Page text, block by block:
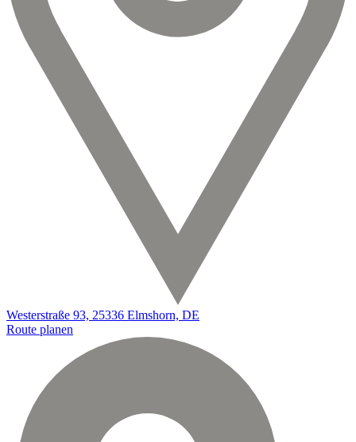
Westerstraße 93, 25336 Elmshorn, DE
Route planen